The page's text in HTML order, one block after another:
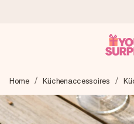
Wir bereiten dein Geschenk
blitzschnell – damit du es
überreichen kannst, wenn
Home Küchenaccessoires